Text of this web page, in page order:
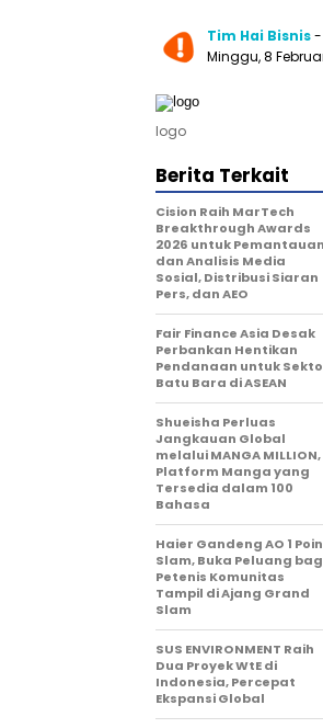
Tim Hai Bisnis-
Minggu, 8
logo
Berita Terkait
Cision Raih MarTech
Breakthrough Awards
2026 untuk Pemantauan
dan Analisis Media
Sosial, Distribusi Siaran
Pers, dan AEO
Fair Finance Asia Desak
Perbankan Hentikan
Pendanaan untuk
Batu Bara di ASEAN
Shueisha Perluas
Jangkauan Global
melalui MANGA MILLION,
Platform Manga yang
Tersedia dalam 100
Bahasa
Haier Gandeng AO 1
Slam, Buka Peluang
Petenis Komunitas
Tampil di Ajang Grand
Slam
SUS ENVIRONMENT Raih
Dua Proyek WtE di
Indonesia, Percepat
Ekspansi Global